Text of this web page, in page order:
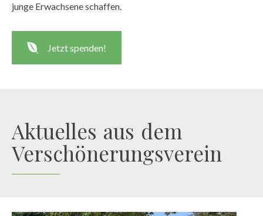
junge Erwachsene schaffen.
Jetzt spenden!
Aktuelles aus dem
Verschönerungsverein